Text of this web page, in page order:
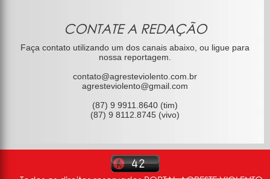
CONTATE A REDAÇÃO
Faça contato utilizando um dos canais abaixo, ou ligue para
nossa reportagem.
contato@agresteviolento.com.br
agresteviolento@gmail.com
(87) 9 9911.8640 (tim)
(87) 9 8112.8745 (vivo)